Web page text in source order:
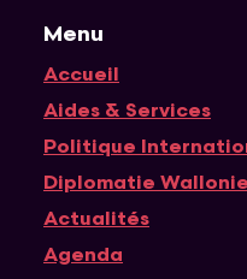
Menu
Accueil
Aides & Services
Politique
Diplomatie
Actualités
Agenda